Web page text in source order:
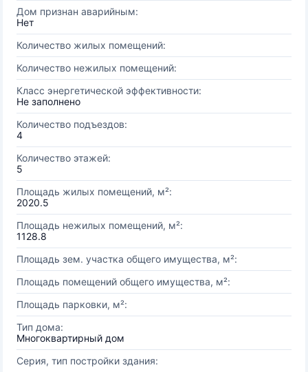
Дом признан аварийным:
Нет
Количество жилых помещений:
Количество нежилых помещений:
Класс энергетической эффективности:
Не заполнено
Количество подъездов:
4
Количество этажей:
5
Площадь жилых помещений, м²:
2020.5
Площадь нежилых помещений, м²:
1128.8
Площадь зем. участка общего имущества, м²:
Площадь помещений общего имущества, м²:
Площадь парковки, м²:
Тип дома:
Многоквартирный дом
Серия, тип постройки здания: